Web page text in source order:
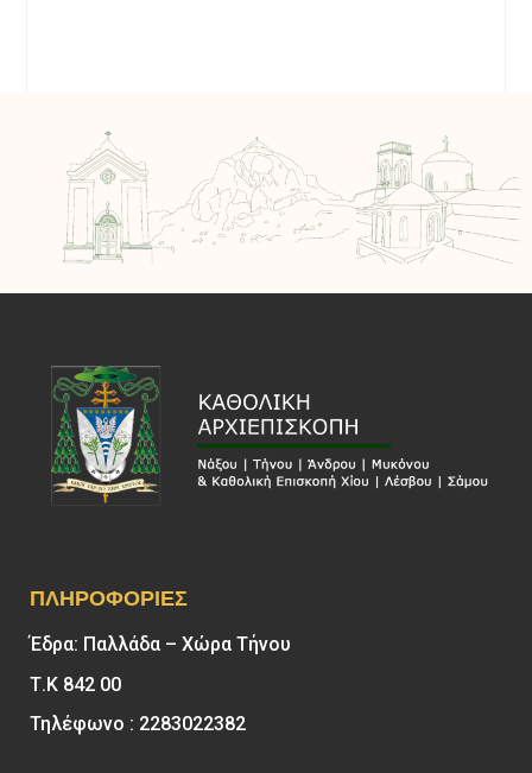
ΠΛΗΡΟΦΟΡΊΕΣ
Έδρα: Παλλάδα – Χώρα Τήνου
Τ.Κ 842 00
Τηλέφωνο : 2283022382